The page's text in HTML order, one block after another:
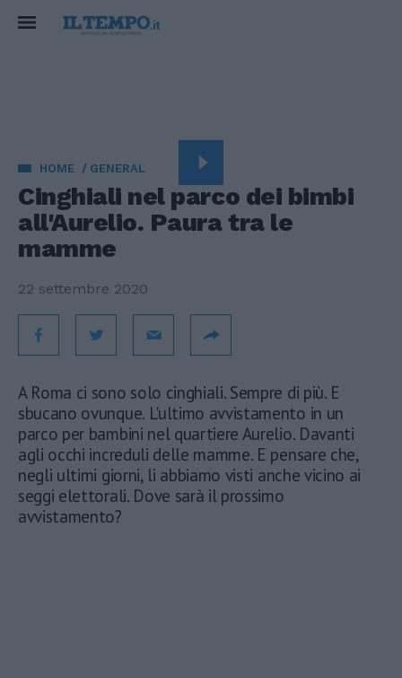
HOME GENERAL
Cinghiali nel parco dei bimbi
all'Aurelio. Paura tra le
mamme
22 settembre 2020
A Roma ci sono solo cinghiali. Sempre di più. E
sbucano ovunque. L'ultimo avvistamento in un
parco per bambini nel quartiere Aurelio. Davanti
agli occhi increduli delle mamme. E pensare che,
negli ultimi giorni, li abbiamo visti anche vicino ai
seggi elettorali. Dove sarà il prossimo
avvistamento?